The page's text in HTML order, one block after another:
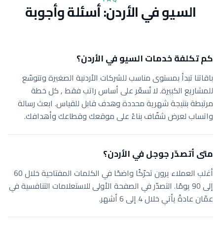
السيو في الأردن: أسئلة وأجوبة
كم تكلفة خدمات السيو في الأردن؟
باقاتنا تبدأ بمستوى مناسب للشركات الأردنية الصغيرة وتتوسّع
للمشاريع الكبيرة. لا نُسعّر على أساس راتب فقط , كل خطة
مرتبطة بنتيجة شهرية محددة وهدف قابل للقياس. ابعث رسالة
واتساب لعرض شفّاف بناءً على موقعك وقطاعك وأهدافك.
متى أتصدّر جوجل في الأردن؟
أغلب العملاء يرون تحرّكًا واضحًا في الكلمات المفتاحية خلال 60
إلى 90 يومًا. التصدّر في الصفحة الأولى للاستعلامات التنافسية في
عمّان عادةً يأتي خلال 4 إلى 6 أشهر.